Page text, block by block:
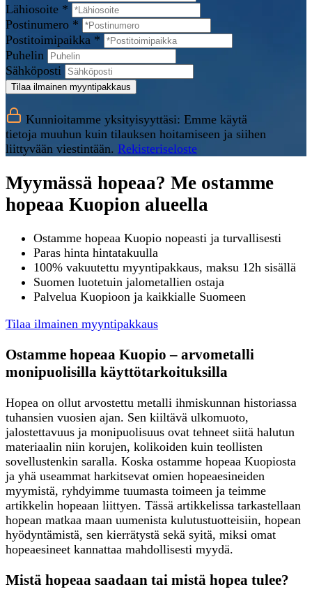
Lähiosoite *
Postinumero *
Postitoimipaikka *
Puhelin
Sähköposti
Tilaa ilmainen myyntipakkaus
Kunnioitamme yksityisyyttäsi: Emme käytä
tietoja muuhun kuin tilauksen hoitamiseen ja siihen
liittyvään viestintään. Rekisteriseloste
Myymässä hopeaa? Me ostamme
hopeaa Kuopion alueella
Ostamme hopeaa Kuopio nopeasti ja turvallisesti
Paras hinta hintatakuulla
100% vakuutettu myyntipakkaus, maksu 12h sisällä
Suomen luotetuin jalometallien ostaja
Palvelua Kuopioon ja kaikkialle Suomeen
Tilaa ilmainen myyntipakkaus
Ostamme hopeaa Kuopio – arvometalli
monipuolisilla käyttötarkoituksilla
Hopea on ollut arvostettu metalli ihmiskunnan historiassa
tuhansien vuosien ajan. Sen kiiltävä ulkomuoto,
jalostettavuus ja monipuolisuus ovat tehneet siitä halutun
materiaalin niin korujen, kolikoiden kuin teollisten
sovellustenkin saralla. Koska ostamme hopeaa Kuopiosta
ja yhä useammat harkitsevat omien hopeaesineiden
myymistä, ryhdyimme tuumasta toimeen ja teimme
artikkelin hopeaan liittyen. Tässä artikkelissa tarkastellaan
hopean matkaa maan uumenista kulutustuotteisiin, hopean
hyödyntämistä, sen kierrätystä sekä syitä, miksi omat
hopeaesineet kannattaa mahdollisesti myydä.
Mistä hopeaa saadaan tai mistä hopea tulee?